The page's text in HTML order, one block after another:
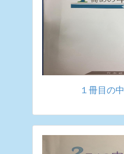
１冊目の